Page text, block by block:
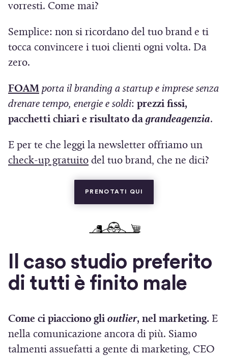
vorresti. Come mai?
Semplice: non si ricordano del tuo brand e ti
tocca convincere i tuoi clienti ogni volta. Da
zero.
FOAM(
S
i
p
r
a
n
u
v
a
f
porta il branding a startup e imprese senza
drenare tempo, energie e soldi: prezzi fissi,
pacchetti chiari e risultato da grandeagenzia.
E per te che leggi la newsletter offriamo un
check-up gratuito(
S
i
a
r
i
n
n
del tuo brand, che ne dici?
PRENOTATI QUI
Il caso studio preferito
di tutti è finito male
Come ci piacciono gli outlier, nel marketing. E
nella comunicazione ancora di più. Siamo
talmenti assuefatti a gente di marketing, CEO